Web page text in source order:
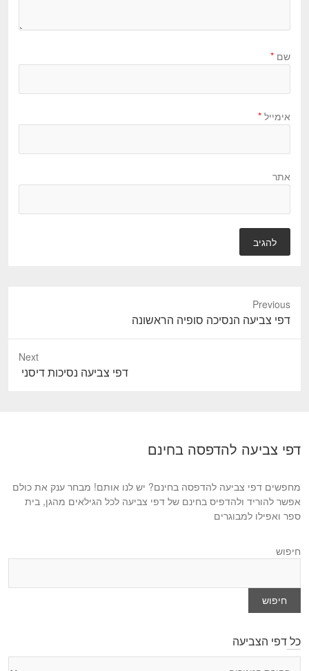
שם *
אימייל *
אתר
Previous
P
r
p
s
t
:
דפי צביעה הנסיכה סופיה הראשונה
Next
o
t
:
דפי צביעה נסיכות דיסני
דפי צביעה להדפסה בחינם
מחפשים דפי צביעה להדפסה בחינם? יש לנו אותם! מבחר ענק את כולם
אפשר להוריד ולהדפיס בחינם של דפי צביעה לכל הגילאים מהגן, בית
ספר ואפילו למבוגרים
חיפוש
חיפוש
כל דפי הצביעה